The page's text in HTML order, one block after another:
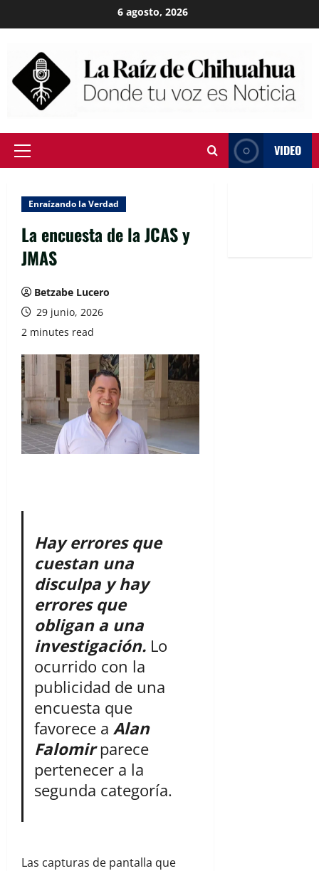
to
6 agosto, 2026
Primary
VIDEO
Enraízando la Verdad
La encuesta de la JCAS y
JMAS
Betzabe Lucero
29 junio, 2026
2 minutes read
Hay errores que
cuestan una
disculpa y hay
errores que
obligan a una
investigación. Lo
ocurrido con la
publicidad de una
encuesta que
favorece aAlan
Falomirparece
pertenecer a la
segunda categoría.
Las capturas de pantalla que